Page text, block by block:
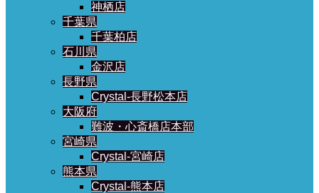
神栖店
千葉県
千葉柏店
石川県
金沢店
長野県
Crystal-長野松本店
大阪府
難波・心斎橋店本部
宮崎県
Crystal-宮崎店
熊本県
Crystal-熊本店